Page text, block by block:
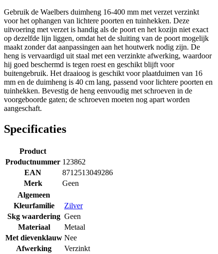
Gebruik de Waelbers duimheng 16-400 mm met verzet verzinkt
voor het ophangen van lichtere poorten en tuinhekken. Deze
uitvoering met verzet is handig als de poort en het kozijn niet exact
op dezelfde lijn liggen, omdat het de sluiting van de poort mogelijk
maakt zonder dat aanpassingen aan het houtwerk nodig zijn. De
heng is vervaardigd uit staal met een verzinkte afwerking, waardoor
hij goed beschermd is tegen roest en geschikt blijft voor
buitengebruik. Het draaioog is geschikt voor plaatduimen van 16
mm en de duimheng is 40 cm lang, passend voor lichtere poorten en
tuinhekken. Bevestig de heng eenvoudig met schroeven in de
voorgeboorde gaten; de schroeven moeten nog apart worden
aangeschaft.
Specificaties
Product
Productnummer 123862
EAN
8712513049286
Merk
Geen
Algemeen
Kleurfamilie
Zilver
Skg waardering Geen
Materiaal
Metaal
Met dievenklauw Nee
Afwerking
Verzinkt